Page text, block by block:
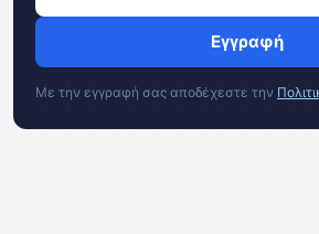
Εγγραφή
Με την εγγραφή σας αποδέχεστε την